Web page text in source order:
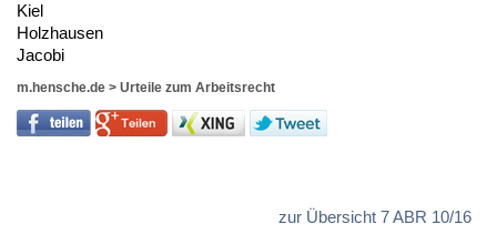
Kiel
Holz­hau­sen
Ja­co­bi
m.hensche.de > Urteile zum Arbeitsrecht
zur Übersicht 7 ABR 10/16